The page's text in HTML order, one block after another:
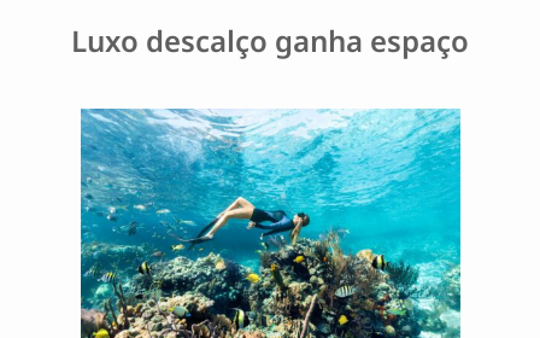
Luxo descalço ganha espaço